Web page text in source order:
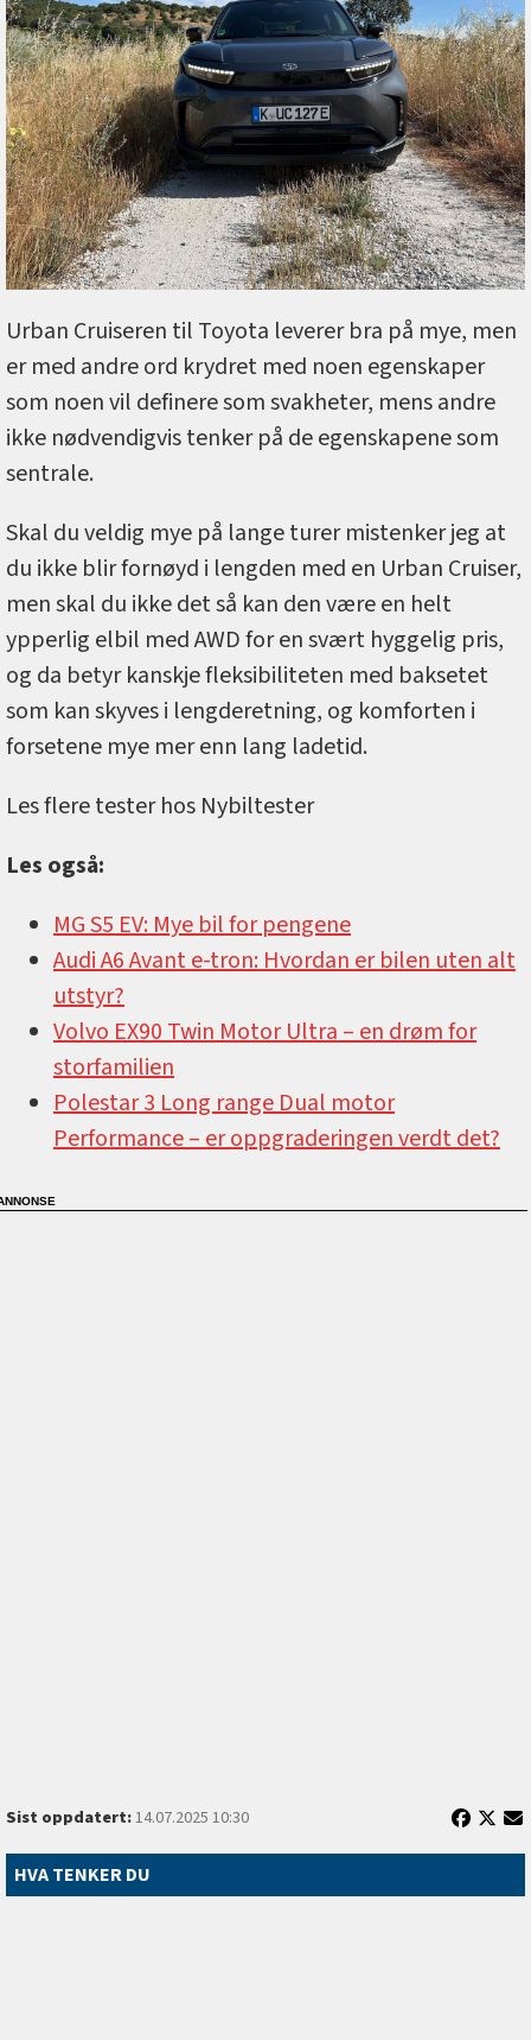
Urban Cruiseren til Toyota leverer bra på mye, men
er med andre ord krydret med noen egenskaper
som noen vil definere som svakheter, mens andre
ikke nødvendigvis tenker på de egenskapene som
sentrale.
Skal du veldig mye på lange turer mistenker jeg at
du ikke blir fornøyd i lengden med en Urban Cruiser,
men skal du ikke det så kan den være en helt
ypperlig elbil med AWD for en svært hyggelig pris,
og da betyr kanskje fleksibiliteten med baksetet
som kan skyves i lengderetning, og komforten i
forsetene mye mer enn lang ladetid.
Les flere tester hos Nybiltester
Les også:
MG S5 EV: Mye bil for pengene
Audi A6 Avant e-tron: Hvordan er bilen uten alt
utstyr?
Volvo EX90 Twin Motor Ultra –⁠ en drøm for
storfamilien
Polestar 3 Long range Dual motor
Performance –⁠ er oppgraderingen verdt det?
Sist oppdatert:14.07.2025 10:30
HVA TENKER DU